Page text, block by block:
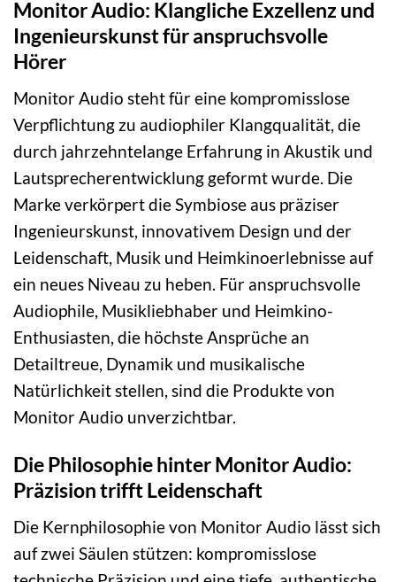
Monitor Audio: Klangliche Exzellenz und
Ingenieurskunst für anspruchsvolle
Hörer
Monitor Audio steht für eine kompromisslose
Verpflichtung zu audiophiler Klangqualität, die
durch jahrzehntelange Erfahrung in Akustik und
Lautsprecherentwicklung geformt wurde. Die
Marke verkörpert die Symbiose aus präziser
Ingenieurskunst, innovativem Design und der
Leidenschaft, Musik und Heimkinoerlebnisse auf
ein neues Niveau zu heben. Für anspruchsvolle
Audiophile, Musikliebhaber und Heimkino-
Enthusiasten, die höchste Ansprüche an
Detailtreue, Dynamik und musikalische
Natürlichkeit stellen, sind die Produkte von
Monitor Audio unverzichtbar.
Die Philosophie hinter Monitor Audio:
Präzision trifft Leidenschaft
Die Kernphilosophie von Monitor Audio lässt sich
auf zwei Säulen stützen: kompromisslose